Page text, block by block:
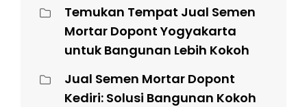
Temukan Tempat Jual Semen
Mortar Dopont Yogyakarta
untuk Bangunan Lebih Kokoh
Jual Semen Mortar Dopont
Kediri: Solusi Bangunan Kokoh